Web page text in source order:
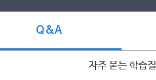
Q&A
자주 묻는 학습